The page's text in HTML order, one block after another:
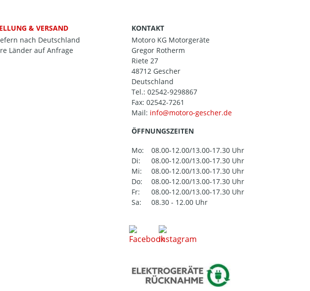
& VERSAND
nach Deutschland
Länder auf Anfrage
KONTAKT
Motoro KG Motorgeräte
Gregor Rotherm
Riete 27
48712 Gescher
Deutschland
Tel.: 02542-9298867
Fax: 02542-7261
Mail:
ÖFFNUNGSZEITEN
Mo:
08.00-12.00/13.00-17.30 Uhr
Di:
08.00-12.00/13.00-17.30 Uhr
Mi:
08.00-12.00/13.00-17.30 Uhr
Do:
08.00-12.00/13.00-17.30 Uhr
Fr:
08.00-12.00/13.00-17.30 Uhr
Sa:
08.30 - 12.00 Uhr